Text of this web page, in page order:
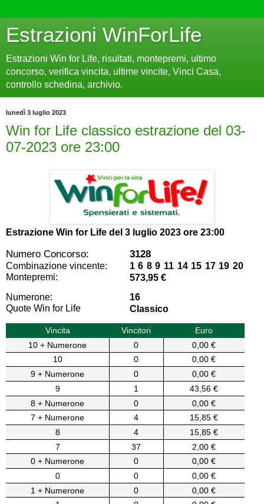
Estrazioni WinForLife
Estrazioni Win for Life, risultati, montepremi, ultimo
concorso, verifica vincita, ultime vincite, Vinci Casa,
controllo schedina, archivio.
lunedì 3 luglio 2023
Win for Life classico estrazione del 03-
07-2023 ore 23:00
Estrazione Win for Life del 3 luglio 2023 ore 23:00
Numero Concorso: 3128
Combinazione vincente:
1 6 8 9 11 14 15 17 19 20
Montepremi:
573,95 €
Numerone:
16
Quote Win for Life
Classico
Vincita Vincitori
Euro
10 + Numerone
0
0,00 €
10
0
0,00 €
9 + Numerone
0
0,00 €
9
1
43,56 €
8 + Numerone
0
0,00 €
7 + Numerone
4
15,85 €
8
4
15,85 €
7
37
2,00 €
0 + Numerone
0
0,00 €
0
0
0,00 €
1 + Numerone
0
0,00 €